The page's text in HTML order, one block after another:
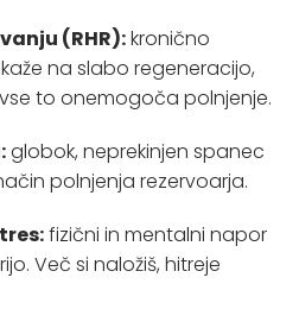
(RHR):kronično
na slabo regeneracijo,
to onemogoča polnjenje.
globok, neprekinjen spanec
polnjenja rezervoarja.
fizični in mentalni napor
Več si naložiš, hitreje